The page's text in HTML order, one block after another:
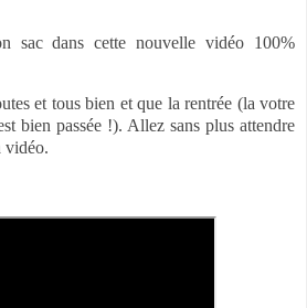
sac dans cette nouvelle vidéo 100%
et tous bien et que la rentrée (la votre
bien passée !). Allez sans plus attendre
vidéo.